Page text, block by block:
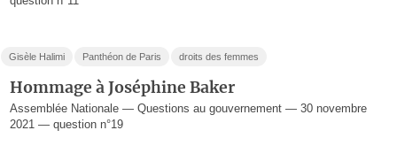
Gisèle Halimi Panthéon de Paris droits des femmes
Hommage à Joséphine Baker
Assemblée Nationale — Questions au gouvernement — 30 novembre
2021 — question n°19